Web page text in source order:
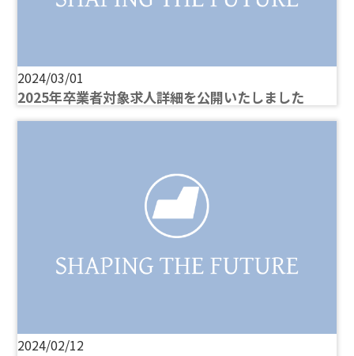
2024/03/01
2025年卒業者対象求人詳細を公開いたしました
2024/02/12